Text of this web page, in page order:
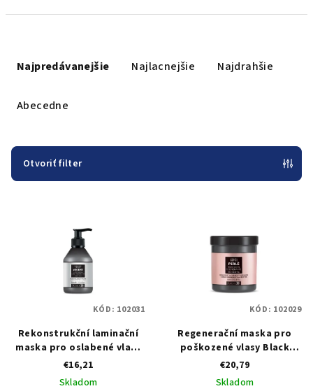
p
Najpredávanejšie Najlacnejšie Najdrahšie
Abecedne
Otvoriť filter
Rekonstrukční laminační
maska pro oslabené vlasy
Black Argent Glowin Effect
300 ml
€16,21
Skladom
KÓD: 102031
Regenerační maska pro
poškozené vlasy Black
Professional Premium
Perlé Mask – 1000 ml
€20,79
Skladom
KÓD: 102029